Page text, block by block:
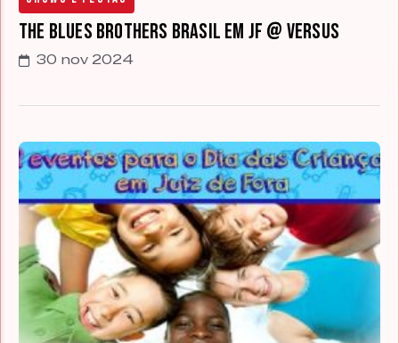
The Blues Brothers Brasil em JF @ Versus
30 nov 2024